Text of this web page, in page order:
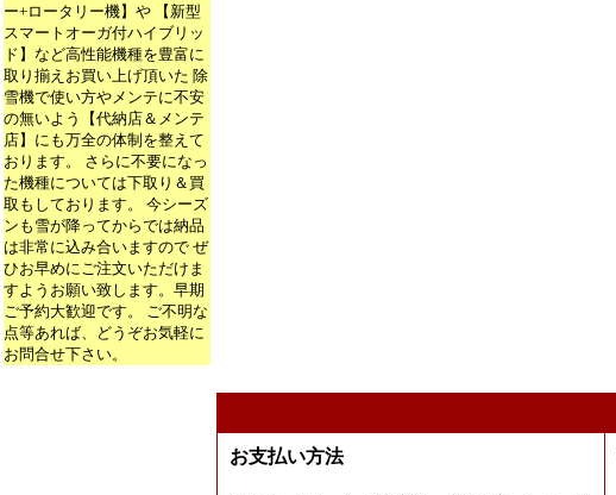
ー+ロータリー機】や 【新型
スマートオーガ付ハイブリッ
ド】など高性能機種を豊富に
取り揃えお買い上げ頂いた 除
雪機で使い方やメンテに不安
の無いよう【代納店＆メンテ
店】にも万全の体制を整えて
おります。 さらに不要になっ
た機種については下取り＆買
取もしております。 今シーズ
ンも雪が降ってからでは納品
は非常に込み合いますので ぜ
ひお早めにご注文いただけま
すようお願い致します。早期
ご予約大歓迎です。 ご不明な
点等あれば、どうぞお気軽に
お問合せ下さい。
お支払い方法